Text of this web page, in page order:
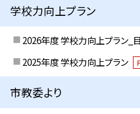
学校力向上プラン
2026年度 学校力向上プラン_
2025年度 学校力向上プラン
市教委より